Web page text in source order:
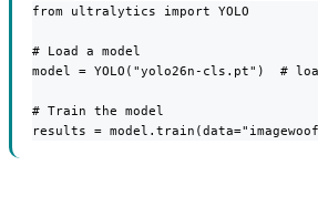
from ultralytics import YOLO
# Load a model
model = YOLO("yolo26n-cls.pt")  #
# Train the model
results =